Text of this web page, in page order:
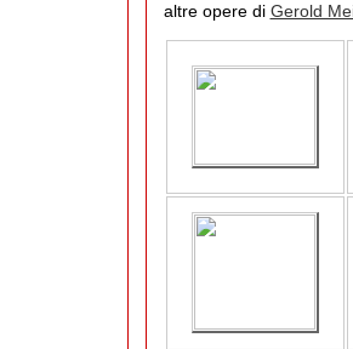
altre opere di Gerold